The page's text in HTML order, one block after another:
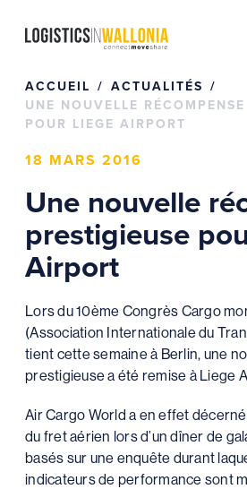
ACCUEIL
ACTUALITÉS
UNE NOUVELLE
POUR LIEGE AIRPORT
18 MARS 2016
Une nouvelle
prestigieuse
Airport
Lors du 10ème Congrès Cargo
(Association Internationale du
tient cette semaine à Berlin, une
prestigieuse a été remise à Liege
Air Cargo World a en effet décerné
du fret aérien lors d’un dîner de
basés sur une enquête durant
indicateurs de performance sont